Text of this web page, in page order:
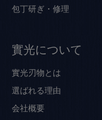
包丁研ぎ・修理
實光について
實光刃物とは
選ばれる理由
会社概要